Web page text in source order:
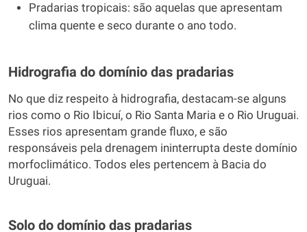
Pradarias tropicais: são aquelas que apresentam
clima quente e seco durante o ano todo.
Hidrografia do domínio das pradarias
No que diz respeito à hidrografia, destacam-se alguns
rios como o Rio Ibicuí, o Rio Santa Maria e o Rio Uruguai.
Esses rios apresentam grande fluxo, e são
responsáveis pela drenagem ininterrupta deste domínio
morfoclimático. Todos eles pertencem à Bacia do
Uruguai.
Solo do domínio das pradarias